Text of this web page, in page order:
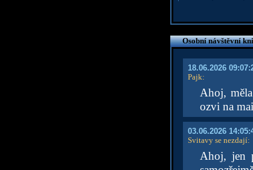
Osobní návštěvní
18.06.2026
Pajk:
Ahoj,
ozvi na
03.06.2026
Svitavy se nezdají:
Ahoj, jen